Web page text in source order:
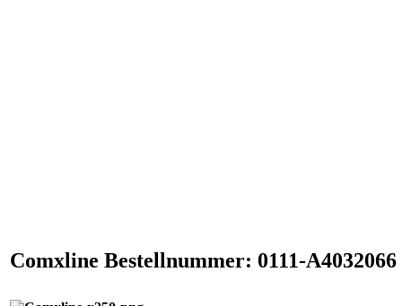
Comxline Bestellnummer: 0111-A4032066